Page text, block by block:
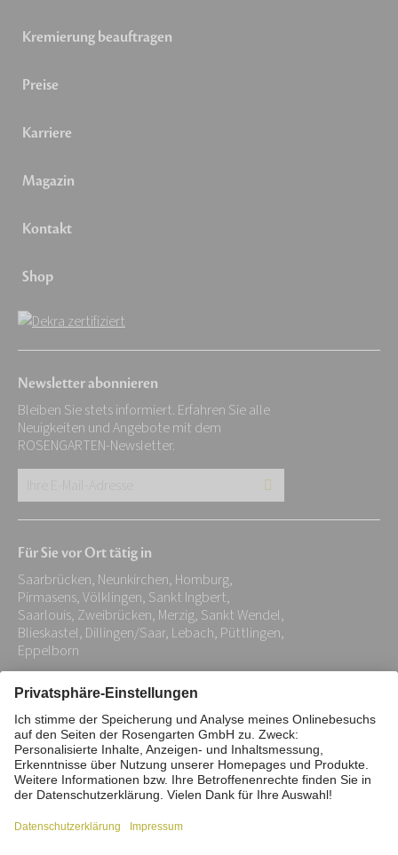
Kremierung beauftragen
Preise
Karriere
Magazin
Kontakt
Shop
Newsletter abonnieren
Bleiben Sie stets informiert. Erfahren Sie alle
Neuigkeiten und Angebote mit dem
ROSENGARTEN-Newsletter.
E-
Adresse:
*
Für Sie vor Ort tätig in
Saarbrücken, Neunkirchen, Homburg,
Pirmasens, Völklingen, Sankt Ingbert,
Saarlouis, Zweibrücken, Merzig, Sankt Wendel,
Blieskastel, Dillingen/Saar, Lebach, Püttlingen,
Eppelborn
Impressum Datenschutz
Stiftung
Interne Meldestelle
Zahlungsmittel
Barrierefreiheitserklärung
Vertrag widerrufen